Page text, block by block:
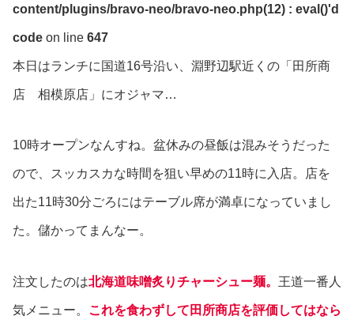
content/plugins/bravo-neo/bravo-neo.php(12) : eval()'d
code on line 647
本日はランチに国道16号沿い、淵野辺駅近くの「田所商
店 相模原店」にオジャマ…
10時オープンなんすね。盆休みの昼飯は混みそうだった
ので、スッカスカな時間を狙い早めの11時に入店。店を
出た11時30分ごろにはテーブル席が満卓になっていまし
た。儲かってまんなー。
注文したのは北海道味噌炙りチャーシュー麺。 王道一番人
気メニュー。 これを食わずして田所商店を評価してはなら